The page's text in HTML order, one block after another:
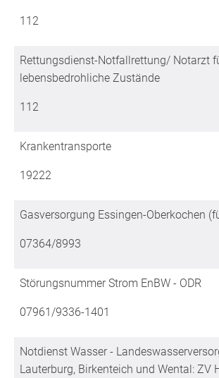
112
Rettungsdienst-Notfallrettung/ Notarzt
lebensbedrohliche Zustände
112
Krankentransporte
19222
Gasversorgung Essingen-Oberkochen
07364/8993
Störungsnummer Strom EnBW - ODR
07961/9336-1401
Notdienst Wasser -
Lauterburg, Birkenteich und Wental: ZV